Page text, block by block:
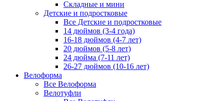
Складные и мини
Детские и подростковые
Все Детские и подростковые
14 дюймов (3-4 года)
16-18 дюймов (4-7 лет)
20 дюймов (5-8 лет)
24 дюйма (7-11 лет)
26-27 дюймов (10-16 лет)
Велоформа
Все Велоформа
Велотуфли